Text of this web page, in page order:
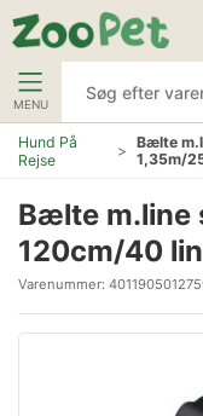
MENU
Hund På
Rejse
Bælte
1,35m/
Bælte m.line
120cm/40
Varenummer: